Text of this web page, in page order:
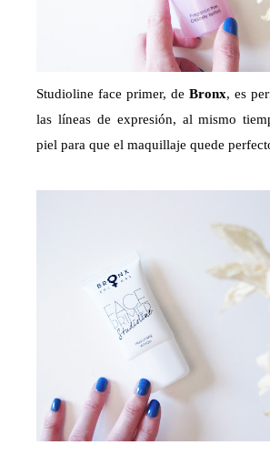
Studioline face primer, de Bronx, es
las líneas de expresión, al mismo
piel para que el maquillaje quede